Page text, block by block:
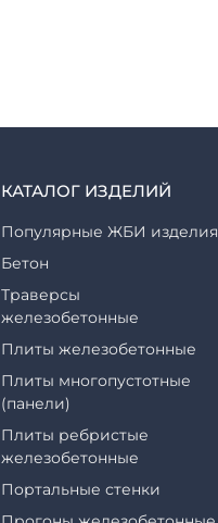
КАТАЛОГ ИЗДЕЛИЙ
Популярные ЖБИ изделия
Бетон
Траверсы
железобетонные
Плиты железобетонные
Плиты многопустотные
(панели)
Плиты ребристые
железобетонные
Портальные стенки